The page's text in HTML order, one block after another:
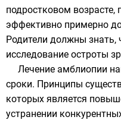
подростковом
эффективно примерно до
Родители должны знать,
исследование остроты
Лечение амблиопии
сроки. Принципы
которых является
устранении